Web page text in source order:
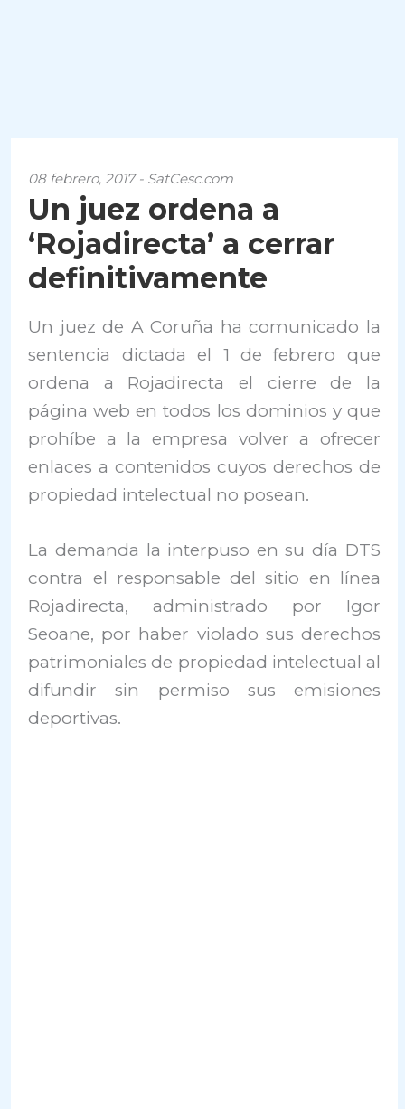
08 febrero, 2017 - SatCesc.com
Un juez ordena a
‘Rojadirecta’ a cerrar
definitivamente
Un juez de A Coruña ha comunicado la
sentencia dictada el 1 de febrero que
ordena a Rojadirecta el cierre de la
página web en todos los dominios y que
prohíbe a la empresa volver a ofrecer
enlaces a contenidos cuyos derechos de
propiedad intelectual no posean.
La demanda la interpuso en su día DTS
contra el responsable del sitio en línea
Rojadirecta, administrado por Igor
Seoane, por haber violado sus derechos
patrimoniales de propiedad intelectual al
difundir sin permiso sus emisiones
deportivas.